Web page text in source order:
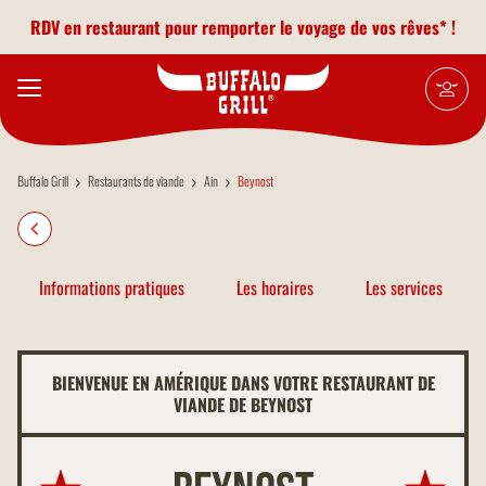
RDV en restaurant pour remporter le voyage de vos rêves* !
Buffalo Grill Restaurants de viande Ain Beynost
Informations pratiques Les horaires Les services
BIENVENUE EN AMÉRIQUE DANS VOTRE RESTAURANT DE
VIANDE DE BEYNOST